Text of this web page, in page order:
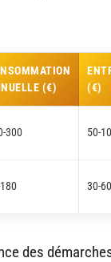
(€)
(€)
300 50-
30-60
des